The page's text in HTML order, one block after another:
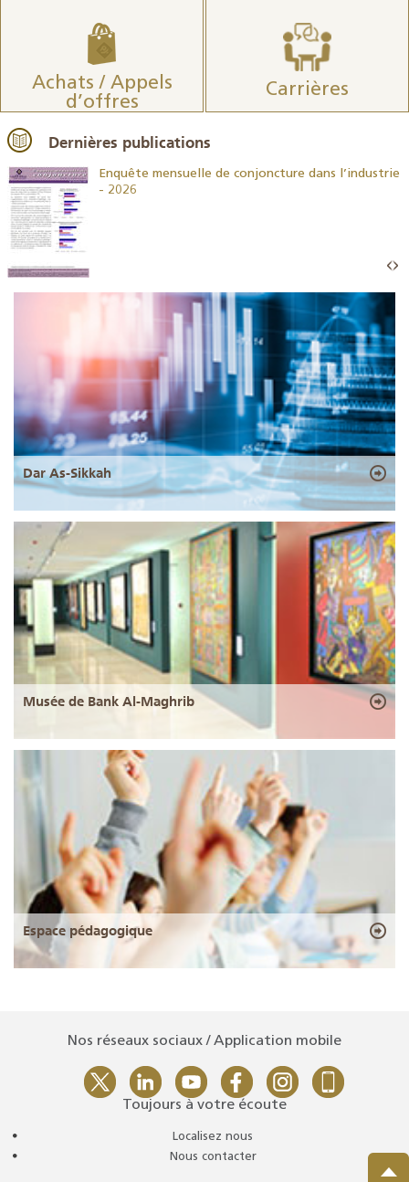
Achats / Appels
d’offres
Carrières
Dernières publications
Enquête mensuelle de conjoncture dans l’industrie
- 2026
Dar As-Sikkah
Musée de Bank Al-Maghrib
Espace pédagogique
Nos réseaux sociaux / Application mobile
Toujours à votre écoute
Localisez nous
Nous contacter